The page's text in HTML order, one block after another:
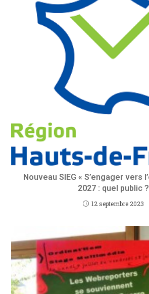
Nouveau SIEG « S’engager vers
2027 : quel public ?
12 septembre 2023